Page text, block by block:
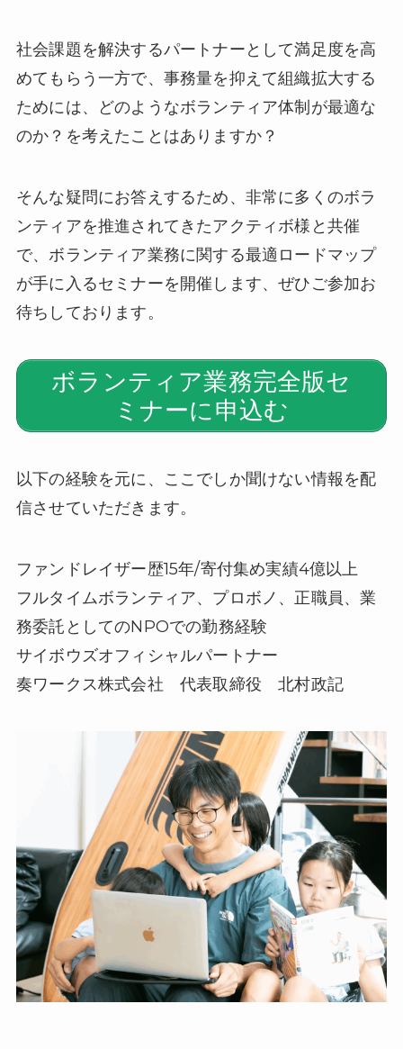
社会課題を解決するパートナーとして満足度を高
めてもらう一方で、事務量を抑えて組織拡大する
ためには、どのようなボランティア体制が最適な
のか？を考えたことはありますか？
そんな疑問にお答えするため、非常に多くのボラ
ンティアを推進されてきたアクティボ様と共催
で、ボランティア業務に関する最適ロードマップ
が手に入るセミナーを開催します、ぜひご参加お
待ちしております。
ボランティア業務完全版セ
ミナーに申込む
以下の経験を元に、ここでしか聞けない情報を配
信させていただきます。
ファンドレイザー歴15年/寄付集め実績4億以上
フルタイムボランティア、プロボノ、正職員、業
務委託としてのNPOでの勤務経験
サイボウズオフィシャルパートナー
奏ワークス株式会社 代表取締役 北村政記